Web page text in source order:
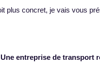
plus concret, je vais vous
entreprise de transport